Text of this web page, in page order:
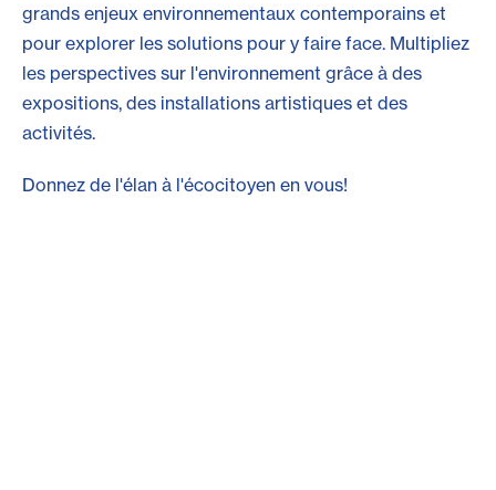
grands enjeux environnementaux contemporains et
pour explorer les solutions pour y faire face. Multipliez
les perspectives sur l'environnement grâce à des
expositions, des installations artistiques et des
activités.
Donnez de l'élan à l'écocitoyen en vous!